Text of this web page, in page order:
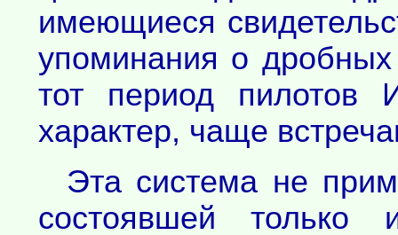
имеющиеся
упоминания о
тот период пилотов
характер, чаще
Эта система не
состоявшей только